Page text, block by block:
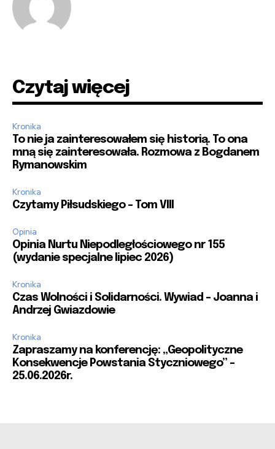
Czytaj więcej
Kronika
To nie ja zainteresowałem się historią. To ona
mną się zainteresowała. Rozmowa z Bogdanem
Rymanowskim
Kronika
Czytamy Piłsudskiego – Tom VIII
Opinia
Opinia Nurtu Niepodległościowego nr 155
(wydanie specjalne lipiec 2026)
Kronika
Czas Wolności i Solidarności. Wywiad – Joanna i
Andrzej Gwiazdowie
Kronika
Zapraszamy na konferencję: „Geopolityczne
Konsekwencje Powstania Styczniowego” –
25.06.2026r.